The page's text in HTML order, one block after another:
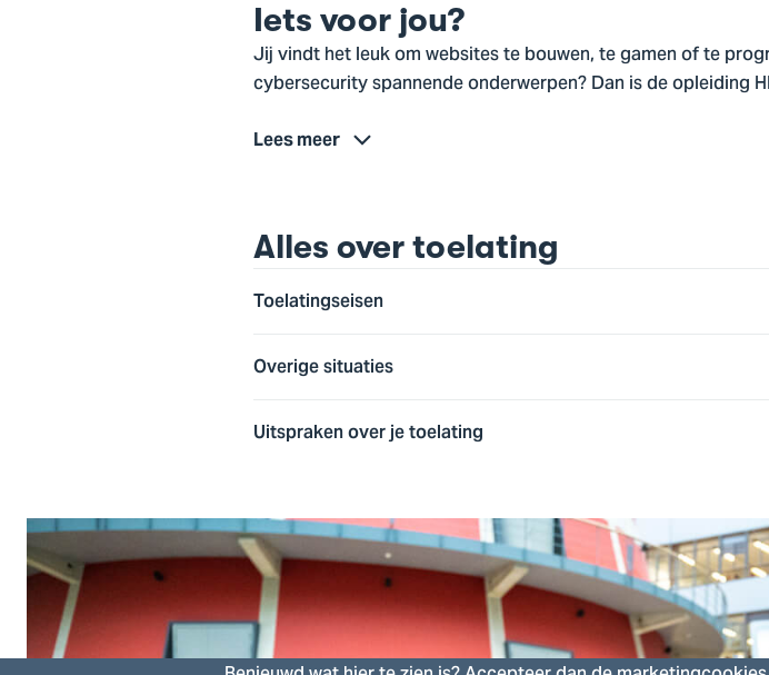
Iets voor jou?
Jij vindt het leuk om websites te bouwen, te gamen of te
cybersecurity spannende onderwerpen? Dan is de opleiding
Lees meer
Alles over toelating
Toelatingseisen
Overige situaties
Uitspraken over je toelating
Zo ziet studeren bij HBO-ICT eruit